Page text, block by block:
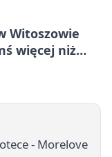
Witoszowie
więcej niż
- Morelove